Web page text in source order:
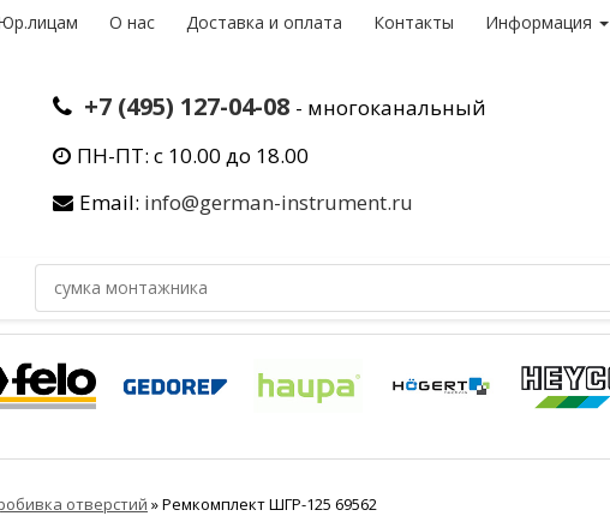
О нас Доставка и оплата Контакты Информация
+7 (495) 127-04-08 - многоканальный
ПН-ПТ: с 10.00 до 18.00
Email: info@german-instrument.ru
отверстий »Ремкомплект ШГР-125 69562